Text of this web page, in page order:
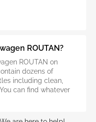
ROUTAN?
ROUTAN on
dozens of
including clean,
can find whatever